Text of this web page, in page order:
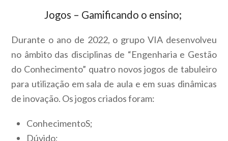
Jogos – Gamificando o ensino;
Durante o ano de 2022, o grupo VIA desenvolveu
no âmbito das disciplinas de “Engenharia e Gestão
do Conhecimento” quatro novos jogos de tabuleiro
para utilização em sala de aula e em suas dinâmicas
de inovação. Os jogos criados foram:
ConhecimentoS;
Dúvido;